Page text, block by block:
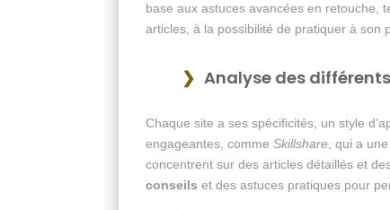
base aux astuces avancées en retouche,
articles, à la possibilité de pratiquer à son
Analyse des
Chaque site a ses spécificités, un style
engageantes, comme Skillshare, qui a
concentrent sur des articles détaillés et
conseils et des astuces pratiques pour